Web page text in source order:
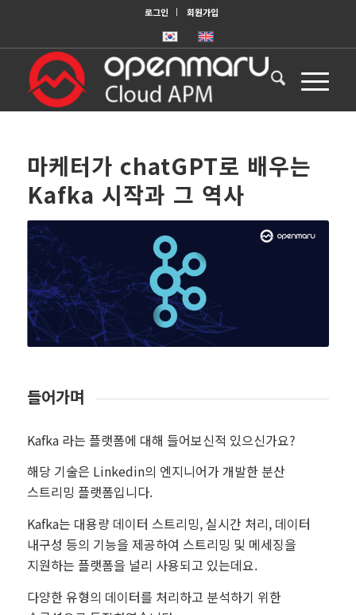
로그인 회원가입
마케터가 chatGPT로 배우는
Kafka 시작과 그 역사
들어가며
Kafka 라는 플랫폼에 대해 들어보신적 있으신가요?
해당 기술은 Linkedin의 엔지니어가 개발한 분산
스트리밍 플랫폼입니다.
Kafka는 대용량 데이터 스트리밍, 실시간 처리, 데이터
내구성 등의 기능을 제공하여 스트리밍 및 메세징을
지원하는 플랫폼을 널리 사용되고 있는데요.
다양한 유형의 데이터를 처리하고 분석하기 위한